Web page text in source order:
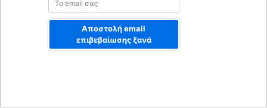
Αποστολή email
επιβεβαίωσης ξανά